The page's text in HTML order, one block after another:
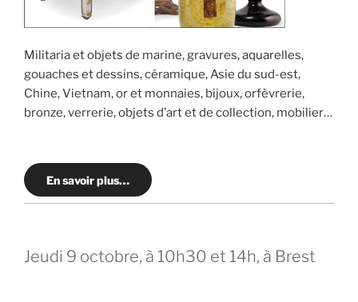
Militaria et objets de marine, gravures, aquarelles,
gouaches et dessins, céramique, Asie du sud-est,
Chine, Vietnam, or et monnaies, bijoux, orfèvrerie,
bronze, verrerie, objets d’art et de collection, mobilier…
En savoir plus…
Jeudi 9 octobre, à 10h30 et 14h, à Brest